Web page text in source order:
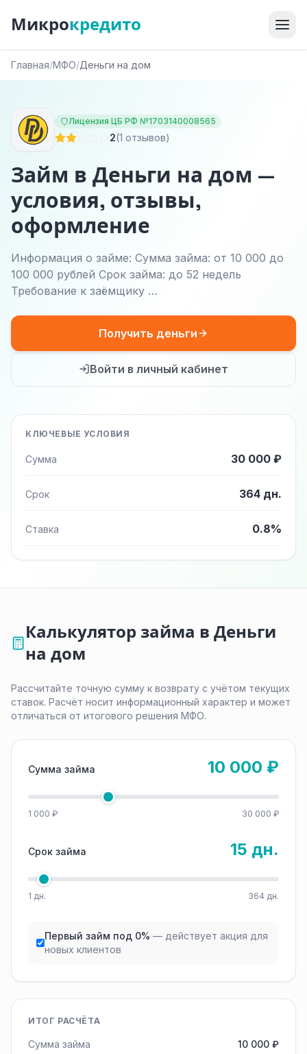
Микрокредито
Главная/МФО/Деньги на дом
Лицензия ЦБ РФ №1703140008565
2(1 отзывов)
Займ в Деньги на дом —
условия, отзывы,
оформление
Информация о займе: Сумма займа: от 10 000 до
100 000 рублей Срок займа: до 52 недель
Требование к заёмщику …
Получить деньги
Войти в личный кабинет
КЛЮЧЕВЫЕ УСЛОВИЯ
Сумма 30 000 ₽
Срок 364 дн.
Ставка 0.8%
Калькулятор займа в Деньги
на дом
Рассчитайте точную сумму к возврату с учётом текущих
ставок. Расчёт носит информационный характер и может
отличаться от итогового решения МФО.
Сумма займа 10 000 ₽
1 000 ₽ 30 000 ₽
Срок займа 15 дн.
1 дн. 364 дн.
Первый займ под 0% — действует акция для
новых клиентов
ИТОГ РАСЧЁТА
Сумма займа
10 000 ₽